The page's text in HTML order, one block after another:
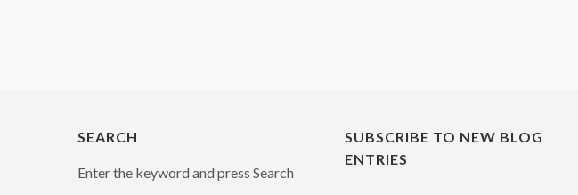
SEARCH
Enter the keyword and press Search
SUBSCRIBE TO NEW BLOG
ENTRIES